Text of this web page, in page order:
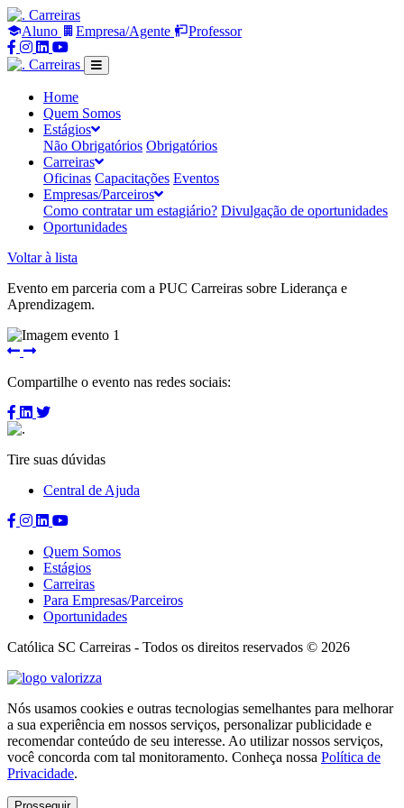
Carreiras
Aluno
Empresa/Agente
Professor
Compartilhar
no
Compartilhar
no
Instagram
Compartilhar
no
Linkedin
Compartilhar
no
Youtube
Carreiras
Home
Quem Somos
Estágios
Não Obrigatórios Obrigatórios
Carreiras
Oficinas Capacitações Eventos
Empresas/Parceiros
Como contratar um estagiário? Divulgação de oportunidades
Oportunidades
Voltar à lista
Evento em parceria com a PUC Carreiras sobre Liderança e
Aprendizagem.
Imagem
Próxima
Compartilhe o evento nas redes sociais:
Compartilhar
no
Compartilhar
Compartilhar
Tire suas dúvidas
Central de Ajuda
Compartilhar
Facebook
Compartilhar
Instagram
Compartilhar
Linkedin
Compartilhar
Youtube
Quem Somos
Estágios
Carreiras
Para Empresas/Parceiros
Oportunidades
Católica SC Carreiras - Todos os direitos reservados © 2026
Nós usamos cookies e outras tecnologias semelhantes para melhorar
a sua experiência em nossos serviços, personalizar publicidade e
recomendar conteúdo de seu interesse. Ao utilizar nossos serviços,
você concorda com tal monitoramento. Conheça nossa Política de
Privacidade.